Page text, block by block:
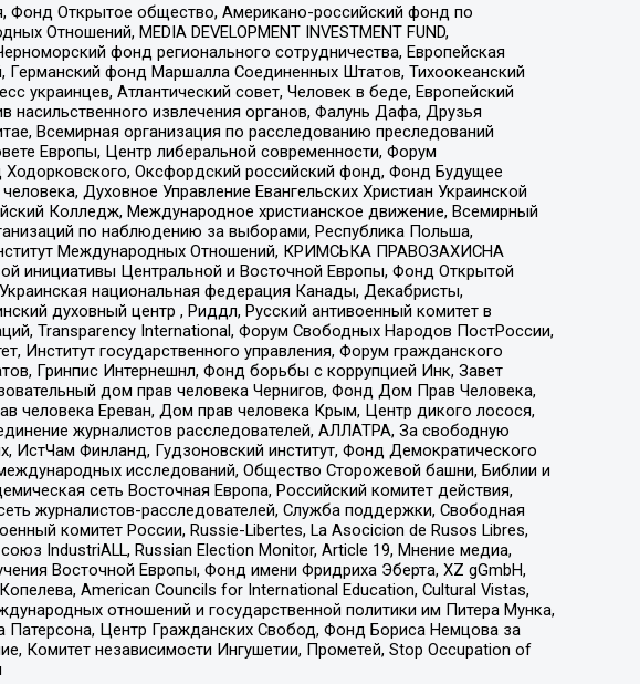
Открытое общество, Американо-российский фонд по
Отношений, MEDIA DEVELOPMENT INVESTMENT FUND,
фонд регионального сотрудничества, Европейская
фонд Маршалла Соединенных Штатов, Тихоокеанский
Атлантический совет, Человек в беде, Европейский
извлечения органов, Фалунь Дафа, Друзья
Всемирная организация по расследованию преследований
Европы, Центр либеральной современности, Форум
Оксфордский российский фонд, Фонд Будущее
Духовное Управление Евангельских Христиан Украинской
Колледж, Международное христианское движение, Всемирный
по наблюдению за выборами, Республика Польша,
Международных Отношений, КРИМСЬКА ПРАВОЗАХИСНА
инициативы Центральной и Восточной Европы, Фонд Открытой
национальная федерация Канады, Декабристы,
духовный центр , Риддл, Русский антивоенный комитет в
Transparеncy International, Форум Свободных Народов ПостРоссии,
Институт государственного управления, Форум гражданского
Гринпис Интернешнл, Фонд борьбы с коррупцией Инк, Завет
дом прав человека Чернигов, Фонд Дом Прав Человека,
человека Ереван, Дом прав человека Крым, Центр дикого лосося,
журналистов расследователей, АЛЛАТРА, За свободную
ИстЧам Финланд, Гудзоновский институт, Фонд Демократического
исследований, Общество Сторожевой башни, Библии и
сеть Восточная Европа, Российский комитет действия,
журналистов-расследователей, Служба поддержки, Свободная
комитет России, Russie-Libertes, La Asocicion de Rusos Libres,
IndustriALL, Russian Election Monitor, Article 19, Мнение медиа,
Восточной Европы, Фонд имени Фридриха Эберта, XZ gGmbH,
American Councils for International Education, Cultural Vistas,
отношений и государственной политики им Питера Мунка,
Центр Гражданских Свобод, Фонд Бориса Немцова за
Комитет независимости Ингушетии, Прометей, Stop Occupation of